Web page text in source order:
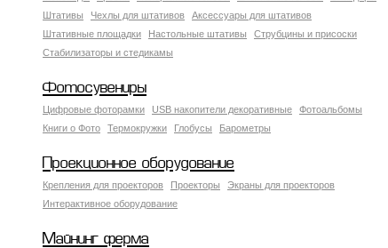
Штативы
Чехлы для штативов
Аксессуары для штативов
Штативные площадки
Настольные штативы
Струбцины и присоски
Стабилизаторы и стедикамы
Фотосувениры
Цифровые фоторамки USB накопители декоративные
Фотоальбомы
Книги о Фото
Термокружки Глобусы Барометры
Проекционное оборудование
Крепления для проекторов Проекторы
Экраны для проекторов
Интерактивное оборудование
Майнинг ферма